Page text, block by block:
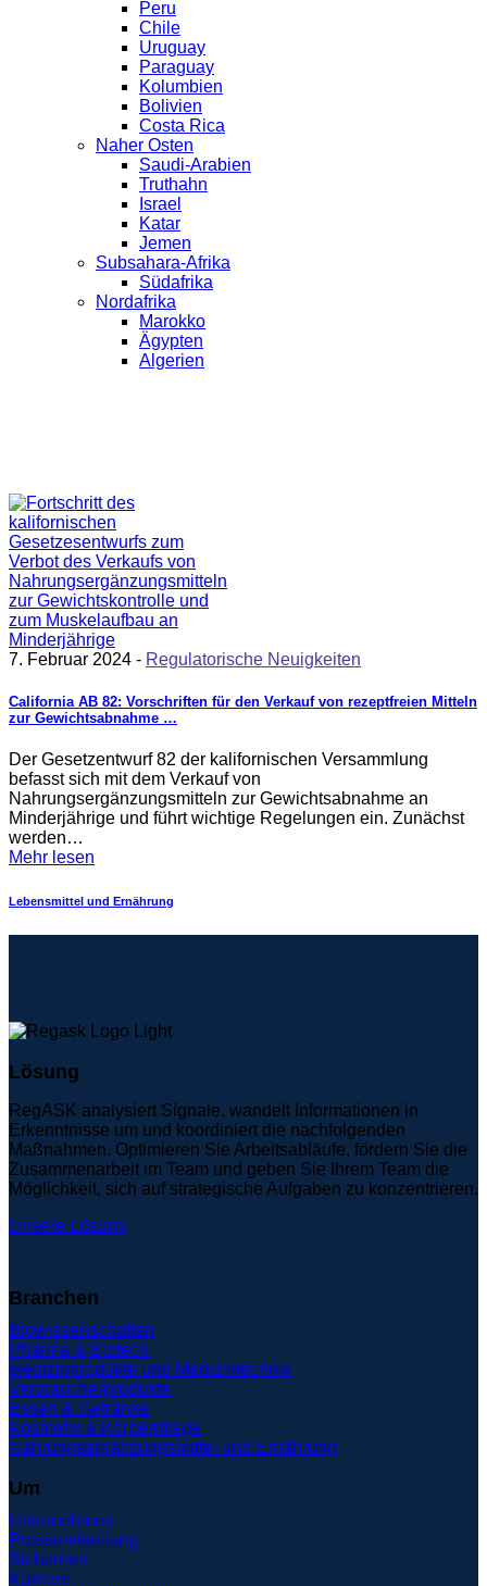
Peru
Chile
Uruguay
Paraguay
Kolumbien
Bolivien
Costa Rica
Naher Osten
Saudi-Arabien
Truthahn
Israel
Katar
Jemen
Subsahara-Afrika
Südafrika
Nordafrika
Marokko
Ägypten
Algerien
7. Februar 2024 - Regulatorische Neuigkeiten
California AB 82: Vorschriften für den Verkauf von rezeptfreien Mitteln
zur Gewichtsabnahme …
Der Gesetzentwurf 82 der kalifornischen Versammlung
befasst sich mit dem Verkauf von
Nahrungsergänzungsmitteln zur Gewichtsabnahme an
Minderjährige und führt wichtige Regelungen ein. Zunächst
werden…
Mehr lesen
Lebensmittel und Ernährung
Lösung
RegASK analysiert Signale, wandelt Informationen in
Erkenntnisse um und koordiniert die nachfolgenden
Maßnahmen. Optimieren Sie Arbeitsabläufe, fördern Sie die
Zusammenarbeit im Team und geben Sie Ihrem Team die
Möglichkeit, sich auf strategische Aufgaben zu konzentrieren.
Unsere Lösung
Branchen
Biowissenschaften
Pharma & Biotech
Medizinprodukte und Medizintechnik
Verbraucherprodukte
Essen & Getränke
Kosmetik & Körperpflege
Nahrungsergänzungsmittel und Ernährung
Um
Unternehmen
Pressemitteilung
Sicherheit
Karriere